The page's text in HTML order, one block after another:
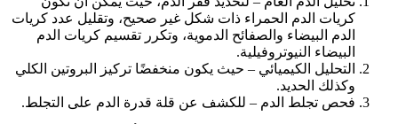
كريات الدم الحمراء ذات شكل غير صحيح، وتقليل عدد كريات
الدم البيضاء والصفائح الدموية، وتكرر تقسيم كريات الدم
البيضاء النيوتروفيلية.
التحليل الكيميائي – حيث يكون منخفضًا تركيز البروتين الكلي
وكذلك الحديد.
فحص تجلط الدم – للكشف عن قلة قدرة الدم على التجلط.